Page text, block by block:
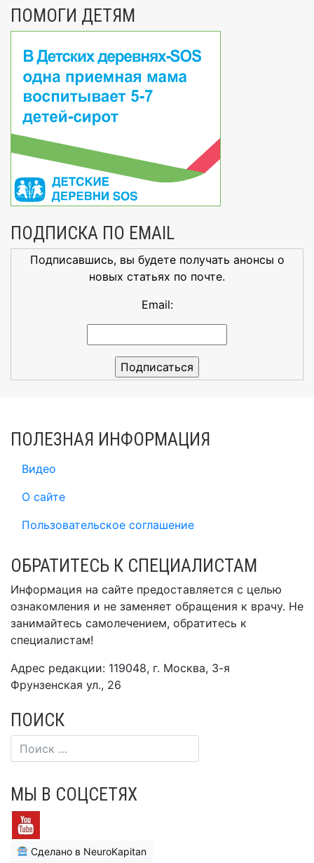
ПОМОГИ ДЕТЯМ
ПОДПИСКА ПО EMAIL
Подписавшись, вы будете получать анонсы о
новых статьях по почте.
Email:
ПОЛЕЗНАЯ ИНФОРМАЦИЯ
Видео
О сайте
Пользовательское соглашение
ОБРАТИТЕСЬ К СПЕЦИАЛИСТАМ
Информация на сайте предоставляется с целью
ознакомления и не заменяет обращения к врачу. Не
занимайтесь самолечением, обратитесь к
специалистам!
Адрес редакции: 119048, г. Москва, 3-я
Фрунзенская ул., 26
ПОИСК
МЫ В СОЦСЕТЯХ
Сделано в NeuroKapitan